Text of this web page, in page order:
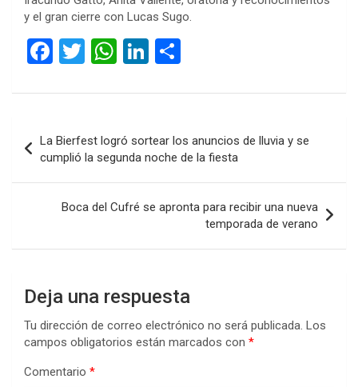
y el gran cierre con Lucas Sugo.
F
ce
o
o
k
T
tt
W
at
A
p
p
Li
ke
n
m
ar
tir
de
entradas
La Bierfest logró sortear los anuncios de lluvia y se
cumplió la segunda noche de la fiesta
Boca del Cufré se apronta para recibir una nueva
temporada de verano
Deja una respuesta
Tu dirección de correo electrónico no será publicada. Los
campos obligatorios están marcados con *
Comentario *